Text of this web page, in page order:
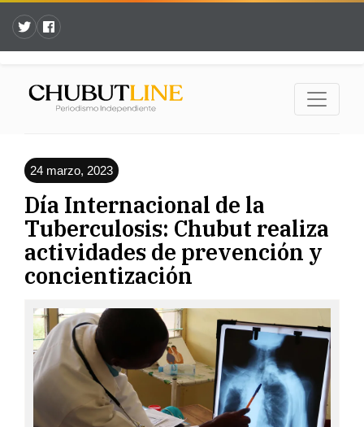
24 marzo, 2023
Día Internacional de la
Tuberculosis: Chubut realiza
actividades de prevención y
concientización